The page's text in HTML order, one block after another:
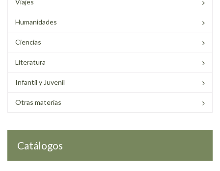
Viajes
Humanidades
Ciencias
Literatura
Infantil y Juvenil
Otras materias
Catálogos